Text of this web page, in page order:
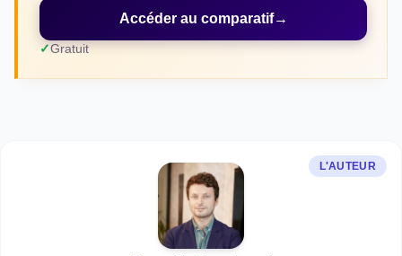
Accéder au comparatif→
Gratuit
L'AUTEUR